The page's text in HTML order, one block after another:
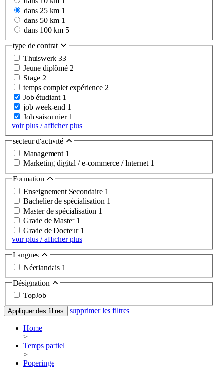
dans 25 km 1
dans 50 km 1
dans 100 km 5
type de contrat
Thuiswerk 33
Jeune diplômé 2
Stage 2
temps complet expérience 2
Job étudiant 1
job week-end 1
Job saisonnier 1
voir plus / afficher plus
secteur d'activité
Management 1
Marketing digital / e-commerce / Internet 1
Formation
Enseignement Secondaire 1
Bachelier de spécialisation 1
Master de spécialisation 1
Grade de Master 1
Grade de Docteur 1
voir plus / afficher plus
Langues
Néerlandais 1
Désignation
TopJob
Appliquer des filtres supprimer les filtres
Home
>
Temps partiel
>
Poperinge